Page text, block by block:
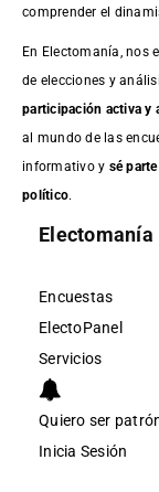
comprender el
En Electomanía, nos
de elecciones y
participación activa y
al mundo de las
informativo y sé
político.
Electomanía
Encuestas
ElectoPanel
Servicios
Quiero ser
Inicia Sesión